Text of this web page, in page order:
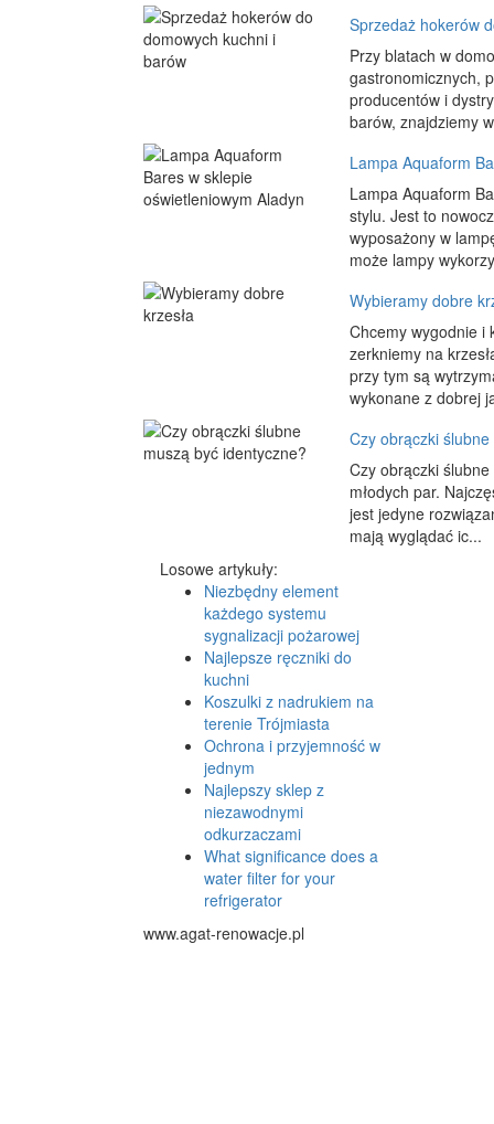
Sprzedaż hokerów
Przy blatach w
gastronomicznych,
producentów i
barów, znajdziemy
Lampa Aquaform
Lampa Aquaform
stylu. Jest to
wyposażony w
może lampy
Wybieramy dobre
Chcemy wygodnie i
zerkniemy na
przy tym są
wykonane z dobrej
Czy obrączki
Czy obrączki
młodych par.
jest jedyne
mają wyglądać ic...
Losowe artykuły:
Niezbędny element
każdego systemu
sygnalizacji pożarowej
Najlepsze ręczniki do
kuchni
Koszulki z nadrukiem na
terenie Trójmiasta
Ochrona i przyjemność w
jednym
Najlepszy sklep z
niezawodnymi
odkurzaczami
What significance does a
water filter for your
refrigerator
www.agat-renowacje.pl